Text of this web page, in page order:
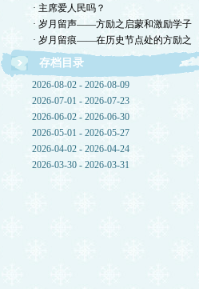
· 主席爱人民吗？
· 岁月留声——方励之启蒙和激励学子
· 岁月留痕——在历史节点处的方励之
存档目录
2026-08-02 - 2026-08-09
2026-07-01 - 2026-07-23
2026-06-02 - 2026-06-30
2026-05-01 - 2026-05-27
2026-04-02 - 2026-04-24
2026-03-30 - 2026-03-31